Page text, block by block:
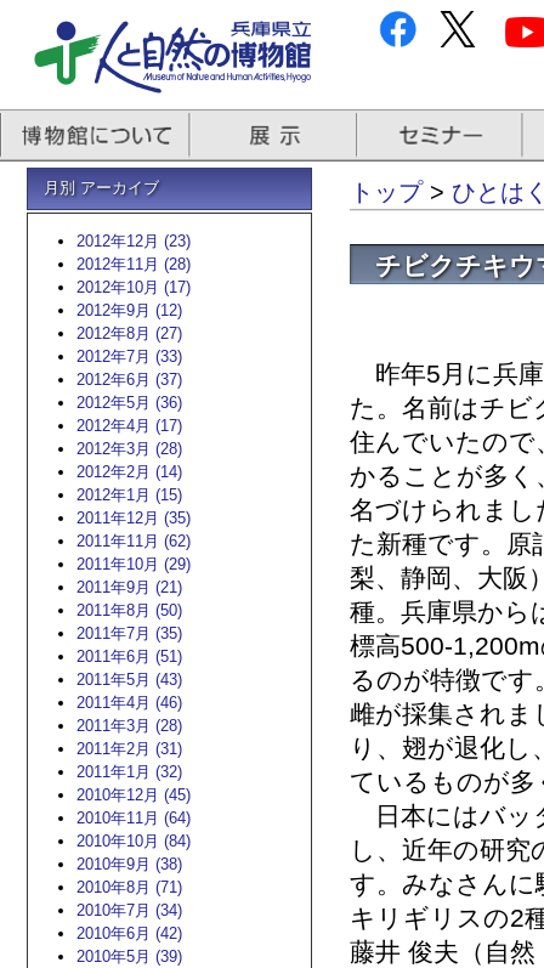
月別 アーカイブ
2012年12月 (23)
2012年11月 (28)
2012年10月 (17)
2012年9月 (12)
2012年8月 (27)
2012年7月 (33)
2012年6月 (37)
2012年5月 (36)
2012年4月 (17)
2012年3月 (28)
2012年2月 (14)
2012年1月 (15)
2011年12月 (35)
2011年11月 (62)
2011年10月 (29)
2011年9月 (21)
2011年8月 (50)
2011年7月 (35)
2011年6月 (51)
2011年5月 (43)
2011年4月 (46)
2011年3月 (28)
2011年2月 (31)
2011年1月 (32)
2010年12月 (45)
2010年11月 (64)
2010年10月 (84)
2010年9月 (38)
2010年8月 (71)
2010年7月 (34)
2010年6月 (42)
2010年5月 (39)
トップ> ひとは
チビクチキウ
昨年5月に兵
た。名前はチビ
住んでいたので
かることが多く
名づけられまし
た新種です。原
梨、静岡、大阪
種。兵庫県から
標高500-
るのが特徴です
雌が採集されま
り、翅が退化
ているものが
日本にはバッ
し、近年の研
す。みなさん
キリギリスの2
藤井 俊夫（自